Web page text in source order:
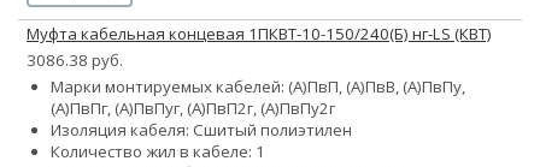
Муфта кабельная концевая 1ПКВТ-10-150/240(Б) нг-LS (КВТ)
3086.38 руб.
Марки монтируемых кабелей: (А)ПвП, (А)ПвВ, (А)ПвПу,
(А)ПвПг, (А)ПвПуг, (А)ПвП2г, (А)ПвПу2г
Изоляция кабеля: Сшитый полиэтилен
Количество жил в кабеле: 1